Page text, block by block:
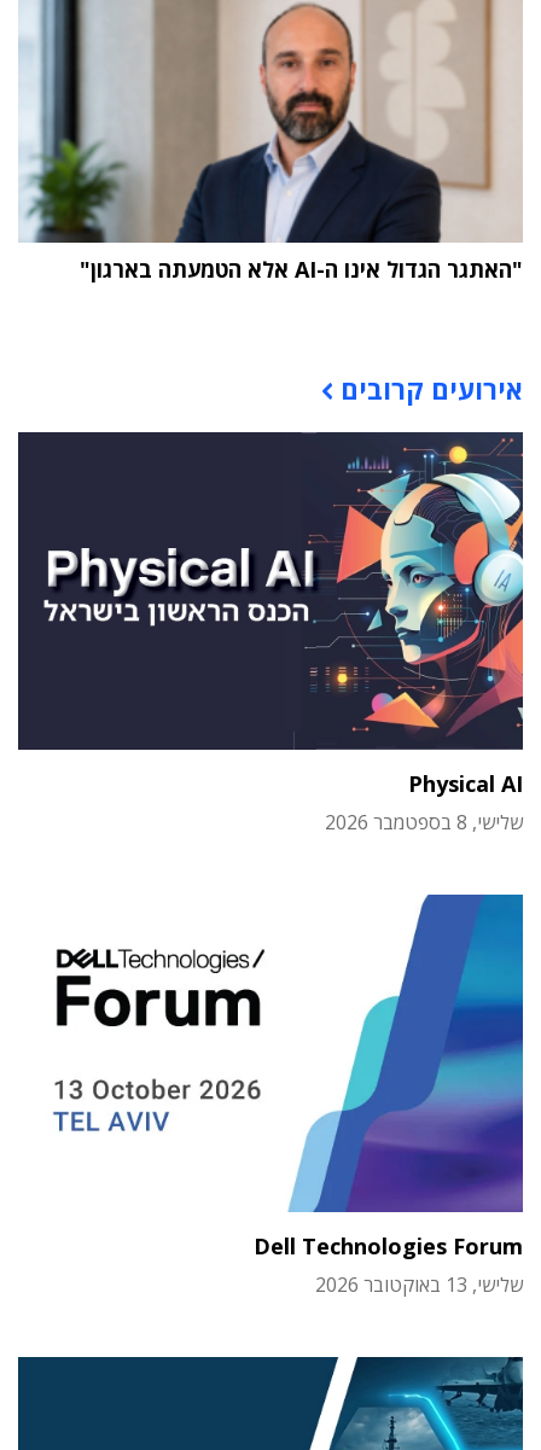
"האתגר הגדול אינו ה-AI אלא הטמעתה בארגון"
אירועים קרובים
Physical AI
שלישי, 8 בספטמבר 2026
Dell Technologies Forum
שלישי, 13 באוקטובר 2026